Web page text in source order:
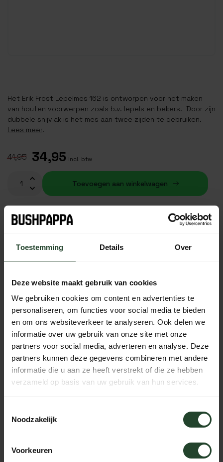
Toestemming Details Over
Deze website maakt gebruik van cookies
We gebruiken cookies om content en advertenties te
personaliseren, om functies voor social media te bieden
en om ons websiteverkeer te analyseren. Ook delen we
informatie over uw gebruik van onze site met onze
partners voor social media, adverteren en analyse. Deze
partners kunnen deze gegevens combineren met andere
informatie die u aan ze heeft verstrekt of die ze hebben
verzameld op basis van uw gebruik van hun services.
Noodzakelijk
Voorkeuren
Het Erik Frost Lepelmes 162 is ontworpen voor het maken
van houten voorwerpen zoals b.v. lepels en bekers. Door zijn
dubbele snijvlak is het mes aan twee zijden te gebruiken.
Lees meer.
41,95 34,95 Incl. btw
Toevoegen aan winkelwagen
Op voorraad (4)
Ma t/m Vr voor 17:00 besteld, dezelfde dag verzonden
Iedere dag bereikbaar van 10:00 tot 20:00 via de chat,
telefoon of email
PRODUCTOMSCHRIJVING
SPECIFICATIES
Neem contact op, onze medewerkers